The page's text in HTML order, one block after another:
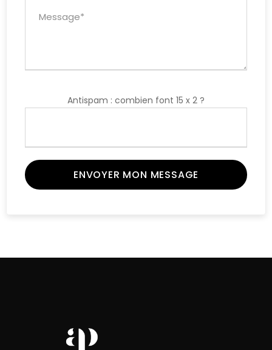
Antispam : combien font 15 x 2 ?